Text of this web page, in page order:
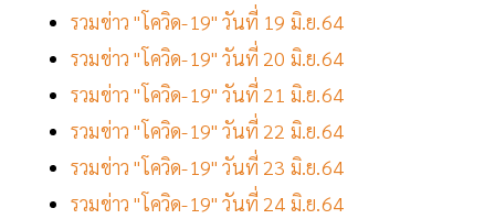
รวมข่าว "โควิด-19" วันที่ 19 มิ.ย.64
รวมข่าว "โควิด-19" วันที่ 20 มิ.ย.64
รวมข่าว "โควิด-19" วันที่ 21 มิ.ย.64
รวมข่าว "โควิด-19" วันที่ 22 มิ.ย.64
รวมข่าว "โควิด-19" วันที่ 23 มิ.ย.64
รวมข่าว "โควิด-19" วันที่ 24 มิ.ย.64